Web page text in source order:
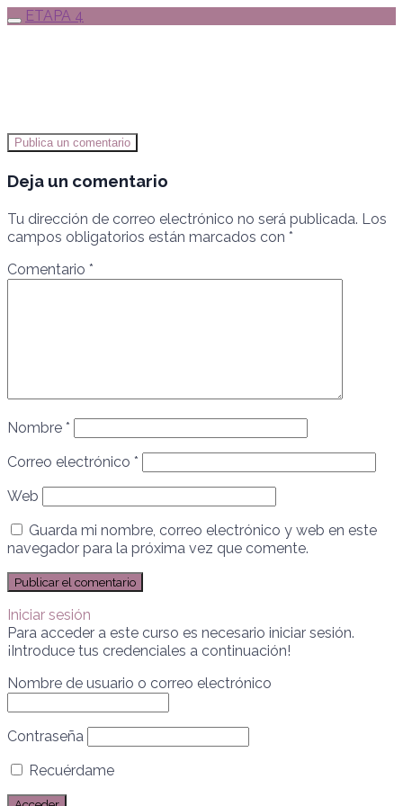
ETAPA 4
Publica un comentario
Deja un comentario
Tu dirección de correo electrónico no será publicada. Los
campos obligatorios están marcados con *
Comentario *
Nombre *
Correo electrónico *
Web
Guarda mi nombre, correo electrónico y web en este
navegador para la próxima vez que comente.
Iniciar sesión
Para acceder a este curso es necesario iniciar sesión.
¡Introduce tus credenciales a continuación!
Nombre de usuario o correo electrónico
Contraseña
Recuérdame